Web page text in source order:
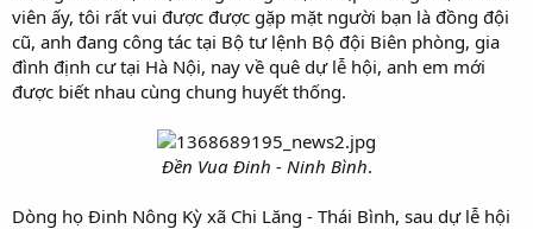
viên ấy, tôi rất vui được được gặp mặt người bạn là đồng đội
cũ, anh đang công tác tại Bộ tư lệnh Bộ đội Biên phòng, gia
đình định cư tại Hà Nội, nay về quê dự lễ hội, anh em mới
được biết nhau cùng chung huyết thống.
Đền Vua Đinh - Ninh Bình.
Dòng họ Đinh Nông Kỳ xã Chi Lăng - Thái Bình, sau dự lễ hội